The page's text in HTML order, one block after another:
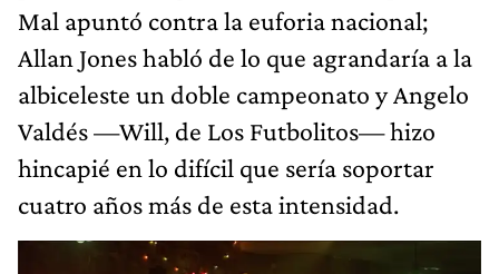
Mal apuntó contra la euforia nacional;
Allan Jones habló de lo que agrandaría a la
albiceleste un doble campeonato y Angelo
Valdés —Will, de Los Futbolitos— hizo
hincapié en lo difícil que sería soportar
cuatro años más de esta intensidad.